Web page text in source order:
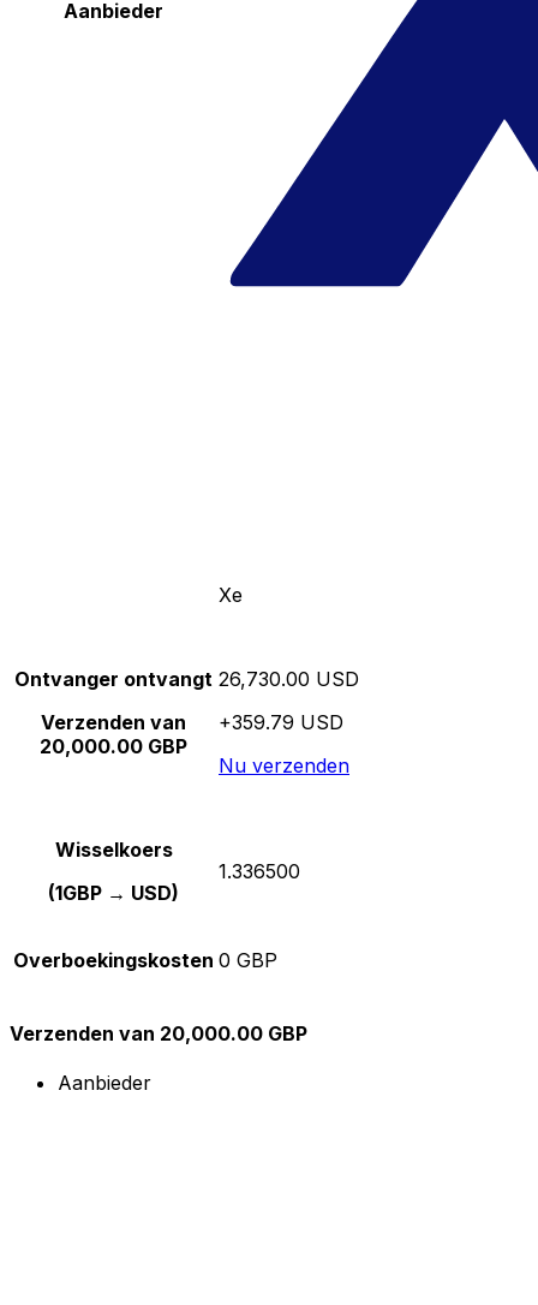
Aanbieder
Xe
Ontvanger ontvangt
Verzenden van
20,000.00 GBP
26,730.00 USD
+359.79 USD
Nu verzenden
Wisselkoers
(1GBP → USD)
1.336500
Overboekingskosten 0 GBP
Verzenden van 20,000.00 GBP
Aanbieder